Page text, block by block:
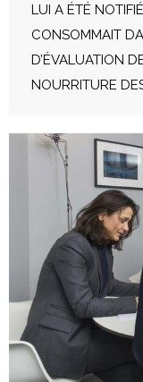
LUI A ÉTÉ
CONSOMMAIT
D’ÉVALUATION
NOURRITURE